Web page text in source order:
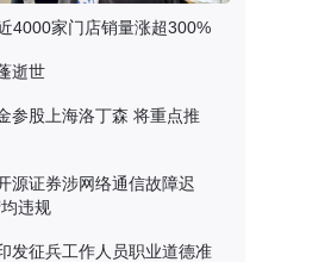
4000家门店销量涨超300%
逝世
参股上海洛丁森 将重点推
源证券涉网络通信故障迟
违规
发征兵工作人员职业道德准